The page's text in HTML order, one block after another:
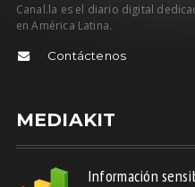
Canal.la es el diario digital
en América Latina.
Contáctenos
MEDIAKIT
Información